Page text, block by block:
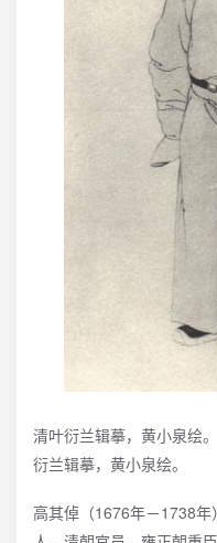
清叶衍兰辑摹，黄小泉绘
衍兰辑摹，黄小泉绘。
高其倬（1676年－1738